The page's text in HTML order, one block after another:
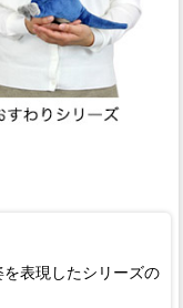
表現したシリーズの